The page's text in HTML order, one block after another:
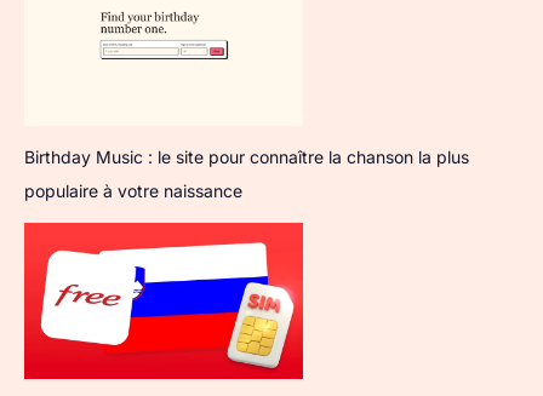
Birthday Music : le site pour connaître la chanson la plus
populaire à votre naissance